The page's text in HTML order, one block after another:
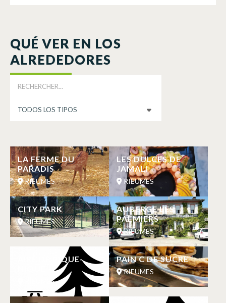
QUÉ VER EN LOS
ALREDEDORES
LA FERME DU
PARADIS
RIEUMES
LES DULCES DE
JAMALI
RIEUMES
CITY PARK
RIEUMES
AUBERGE LES
PALMIERS
RIEUMES
AIRE DE PIQUE-
RIEUMES
PAIN C DE SUCRE
RIEUMES